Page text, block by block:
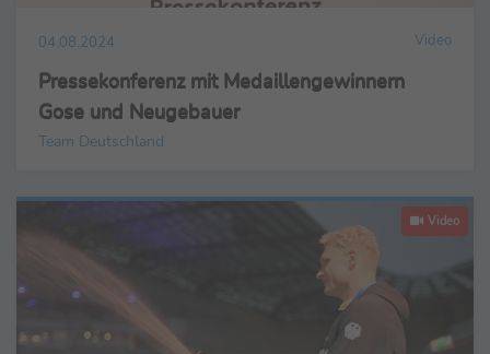
04.08.2024 Video
Pressekonferenz mit Medaillengewinnern
Gose und Neugebauer
Team Deutschland
Video